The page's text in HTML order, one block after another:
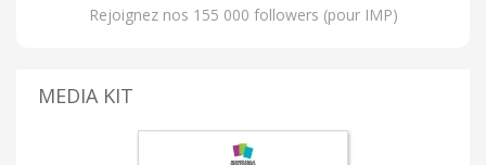
Rejoignez nos 155 000 followers (pour IMP)
MEDIA KIT